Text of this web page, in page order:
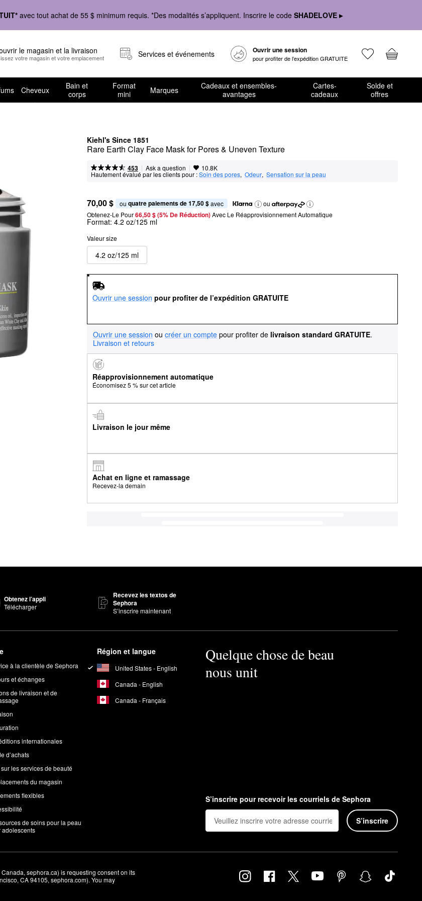
avec tout achat de 55 $ minimum requis. *Des modalités s’appliquent. Inscrire le code SHADELOVE ▸
le magasin et la livraison
votre magasin et votre emplacement Services et événements Ouvrir une session
pour profiter de l’expédition GRATUITE
Cheveux
Bain et
corps
Format
mini
Marques
Cadeaux et ensembles-
avantages
Cartes-
cadeaux
Solde et
offres
Kiehl's Since 1851
Rare Earth Clay Face Mask for Pores & Uneven Texture
453 | Ask a question | 10.8K
Hautement évalué par les clients pour :Soin des pores, Odeur, Sensation sur la peau
70,00 $ ou quatre paiements de 17,50 $ avec
ou
Obtenez-Le Pour66,50 $ (5% De Réduction) Avec Le Réapprovisionnement Automatique
Format: 4.2 oz/125 ml
Valeur size
4.2 oz/125 ml
Ouvrir une session pour profiter de l’expédition GRATUITE
Ouvrir une session ou créer un compte pour profiter de livraison standard GRATUITE.
Livraison et retours
Réapprovisionnement automatique
Économisez 5 % sur cet article
Livraison le jour même
Achat en ligne et ramassage
Recevez-la demain
Obtenez l’appli
Télécharger
Recevez les textos de
Sephora
S’inscrire maintenant
à la clientèle de Sephora
et échanges
de livraison et de
internationales
d’achats
sur les services de beauté
du magasin
flexibles
de soins pour la peau
adolescents
Région et langue
United States - English
Canada - English
Canada - Français
Quelque chose de beau
nous unit
S’inscrire pour recevoir les courriels de Sephora
S’inscrire
sephora.ca) is requesting consent on its
CA 94105, sephora.com). You may